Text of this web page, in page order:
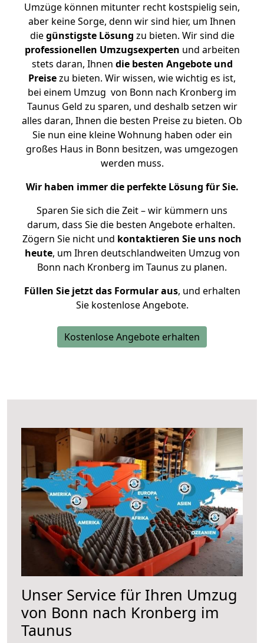
Umzüge können mitunter recht kostspielig sein,
aber keine Sorge, denn wir sind hier, um Ihnen
diegünstigste Lösung zu bieten. Wir sind die
professionellen Umzugsexperten und arbeiten
stets daran, Ihnen die besten Angebote und
Preisezu bieten. Wir wissen, wie wichtig es ist,
bei einem Umzug von Bonn nach Kronberg im
Taunus Geld zu sparen, und deshalb setzen wir
alles daran, Ihnen die besten Preise zu bieten. Ob
Sie nun eine kleine Wohnung haben oder ein
großes Haus in Bonn besitzen, was umgezogen
werden muss.
Wir haben immer die perfekte Lösung für Sie.
Sparen Sie sich die Zeit – wir kümmern uns
darum, dass Sie die besten Angebote erhalten.
Zögern Sie nicht und kontaktieren Sie uns noch
heute, um Ihren deutschlandweiten Umzug von
Bonn nach Kronberg im Taunus zu planen.
Füllen Sie jetzt das Formular aus, und erhalten
Sie kostenlose Angebote.
Kostenlose Angebote erhalten
Unser Service für Ihren Umzug
von Bonn nach Kronberg im
Taunus